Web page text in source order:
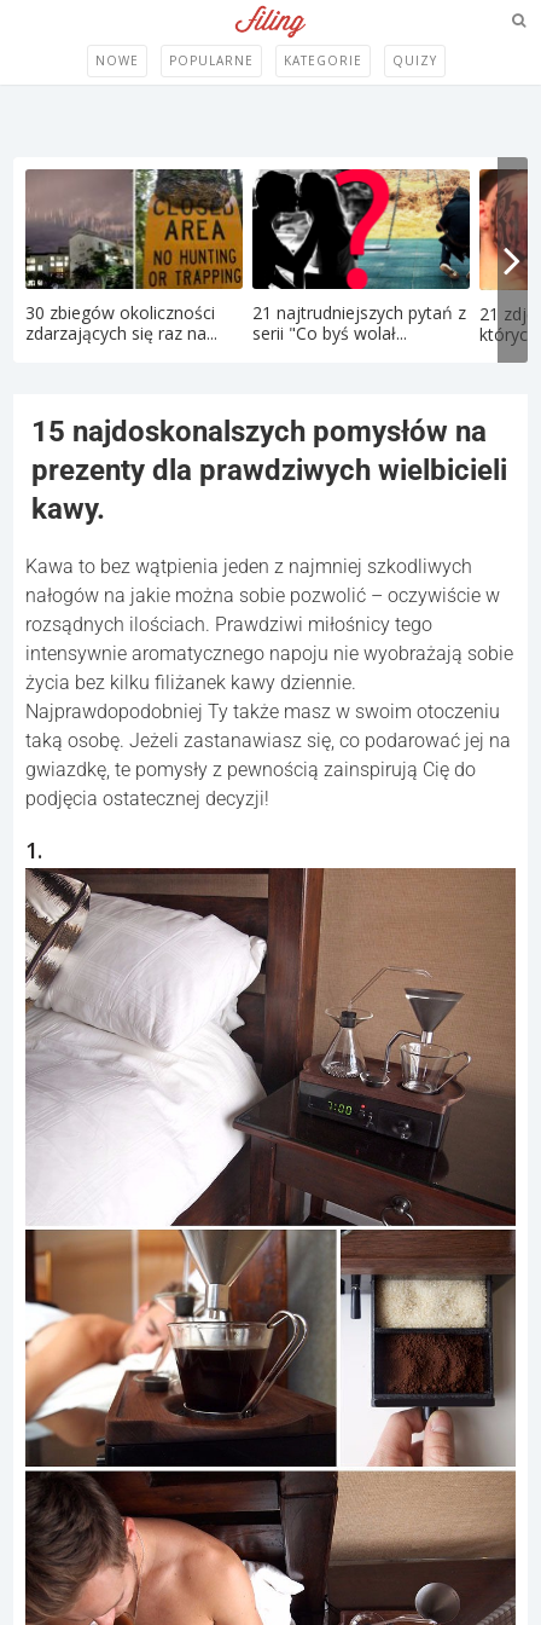
NOWE POPULARNE KATEGORIE QUIZY
30 zbiegów okoliczności
zdarzających się raz na...
21 najtrudniejszych pytań z
serii "Co byś wolał...
21
których
15 najdoskonalszych pomysłów na
prezenty dla prawdziwych wielbicieli
kawy.
Kawa to bez wątpienia jeden z najmniej szkodliwych
nałogów na jakie można sobie pozwolić – oczywiście w
rozsądnych ilościach. Prawdziwi miłośnicy tego
intensywnie aromatycznego napoju nie wyobrażają sobie
życia bez kilku filiżanek kawy dziennie.
Najprawdopodobniej Ty także masz w swoim otoczeniu
taką osobę. Jeżeli zastanawiasz się, co podarować jej na
gwiazdkę, te pomysły z pewnością zainspirują Cię do
podjęcia ostatecznej decyzji!
1.